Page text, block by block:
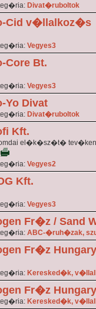
Divat�ruboltok
Cid v�llalkoz�s
Vegyes3
Core Bt.
Vegyes3
Yo Divat
Divat�ruboltok
Kft.
el�k�sz�t�
Vegyes2
Kft.
Vegyes3
Fr�z / Sand
ABC-�ruh�zak,
Fr�z
Keresked�k,
Fr�z
Keresked�k,